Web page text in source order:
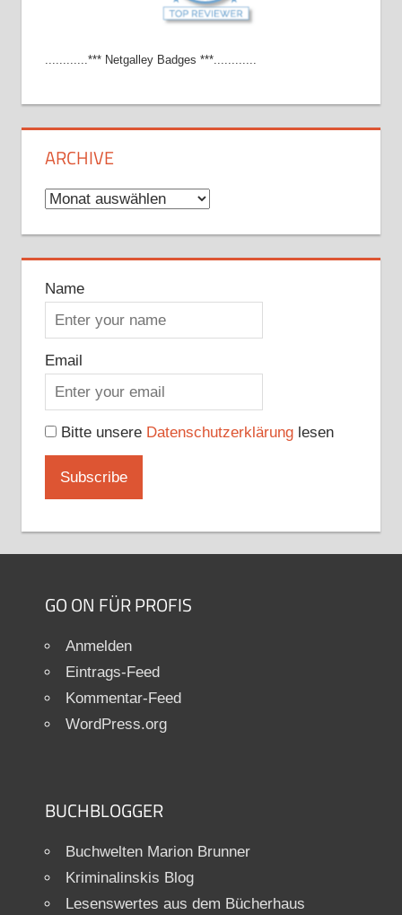
............*** Netgalley Badges ***............
ARCHIVE
Archive
Name
Email
Bitte unsere Datenschutzerklärunglesen
GO ON FÜR PROFIS
Anmelden
Eintrags-Feed
Kommentar-Feed
WordPress.org
BUCHBLOGGER
Buchwelten Marion Brunner
Kriminalinskis Blog
Lesenswertes aus dem Bücherhaus